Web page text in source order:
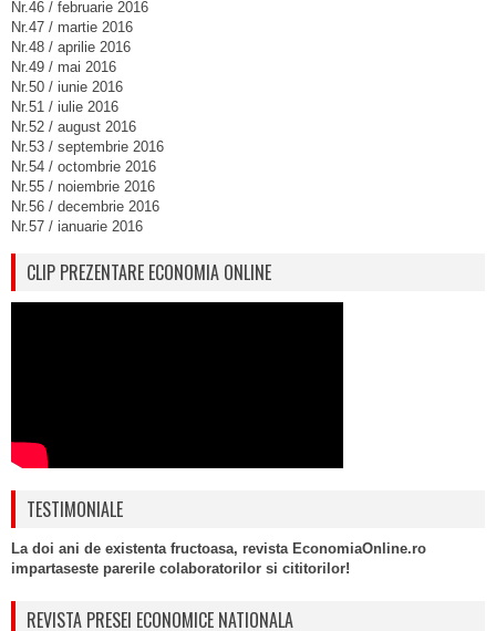
Nr.46 / februarie 2016
Nr.47 / martie 2016
Nr.48 / aprilie 2016
Nr.49 / mai 2016
Nr.50 / iunie 2016
Nr.51 / iulie 2016
Nr.52 / august 2016
Nr.53 / septembrie 2016
Nr.54 / octombrie 2016
Nr.55 / noiembrie 2016
Nr.56 / decembrie 2016
Nr.57 / ianuarie 2016
CLIP PREZENTARE ECONOMIA ONLINE
TESTIMONIALE
La doi ani de existenta fructoasa, revista EconomiaOnline.ro
impartaseste parerile colaboratorilor si cititorilor!
REVISTA PRESEI ECONOMICE NATIONALA